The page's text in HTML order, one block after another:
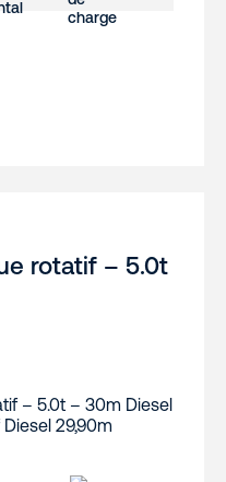
rotatif – 5.0t